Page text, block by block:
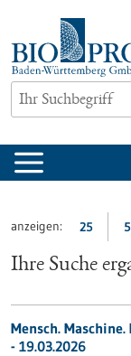
springen
anzeigen: 25
Ihre Suche
Mensch.
- 19.03.2026